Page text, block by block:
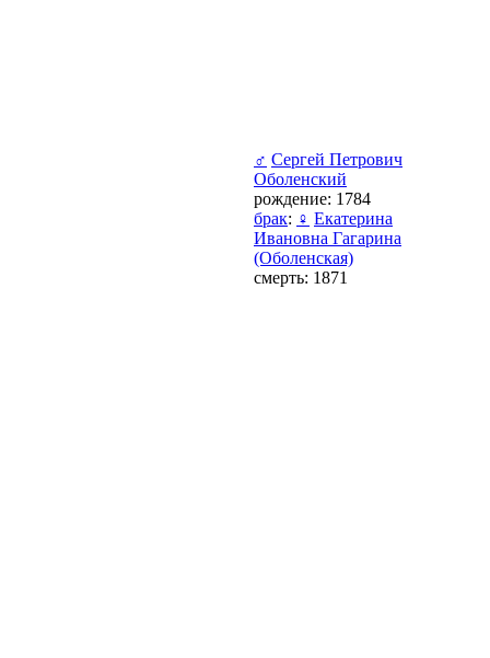
♂ Сергей Петрович
Оболенский
рождение: 1784
брак: ♀ Екатерина
Ивановна Гагарина
(Оболенская)
смерть: 1871